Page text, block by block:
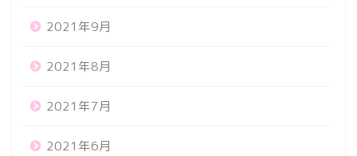
2021年9月
2021年8月
2021年7月
2021年6月